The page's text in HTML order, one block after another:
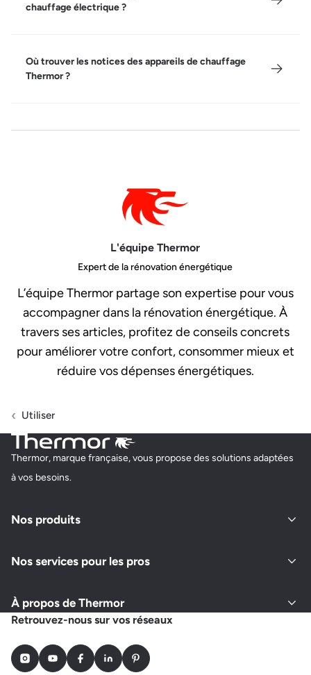
chauffage électrique ?
Où trouver les notices des appareils de chauffage
Thermor ?
L'équipe Thermor
Expert de la rénovation énergétique
L’équipe Thermor partage son expertise pour vous
accompagner dans la rénovation énergétique. À
travers ses articles, profitez de conseils concrets
pour améliorer votre confort, consommer mieux et
réduire vos dépenses énergétiques.
Utiliser
Thermor, marque française, vous propose des solutions adaptées
à vos besoins.
Nos produits
Nos services pour les pros
À propos de Thermor
Retrouvez-nous sur vos réseaux
InstagramYoutubeFacebookLinkedInPinterest